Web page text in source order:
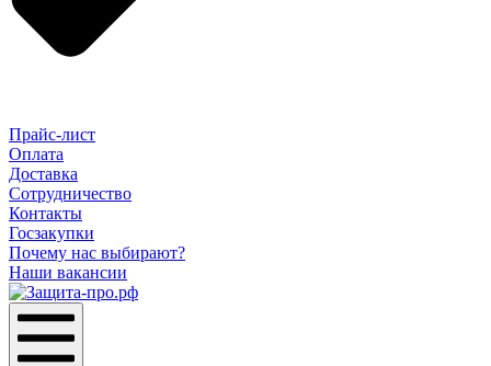
Прайс-лист
Оплата
Доставка
Сотрудничество
Контакты
Госзакупки
Почему нас выбирают?
Наши вакансии